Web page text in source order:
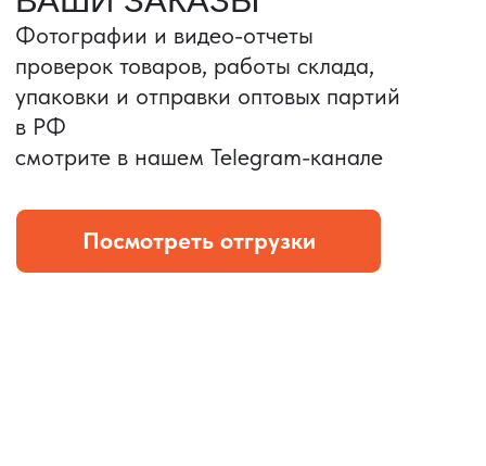
Портативные колонки
Условия: Тираж 3100 шт.
Колонка с шнуром
зарядным, без коробки
и ложемента (эвы).
Условия: Тираж 5900 шт.
15w.
Комплект: устройство +
КОНТРОЛЬ КАЧЕСТВА
Проверка по ТЗ включает: